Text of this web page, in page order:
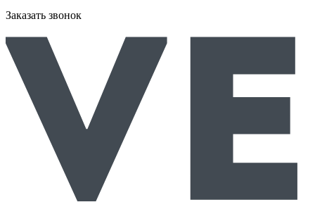
Заказать звонок